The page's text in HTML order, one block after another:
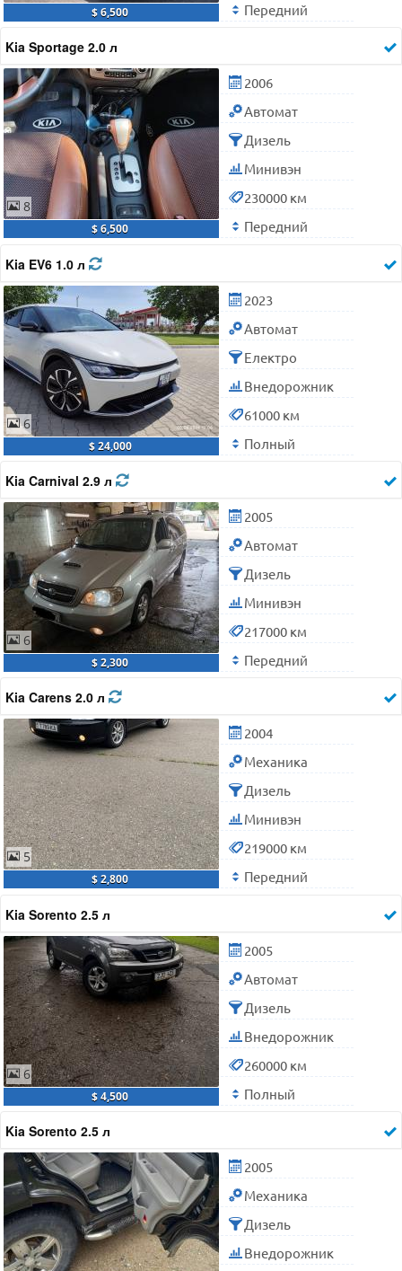
$ 6,500
Передний
Kia Sportage 2.0 л
8
$ 6,500
2006
Автомат
Дизель
Минивэн
230000 км
Передний
Kia EV6 1.0 л
6
$ 24,000
2023
Автомат
Електро
Внедорожник
61000 км
Полный
Kia Carnival 2.9 л
6
$ 2,300
2005
Автомат
Дизель
Минивэн
217000 км
Передний
Kia Carens 2.0 л
5
$ 2,800
2004
Механика
Дизель
Минивэн
219000 км
Передний
Kia Sorento 2.5 л
6
$ 4,500
2005
Автомат
Дизель
Внедорожник
260000 км
Полный
Kia Sorento 2.5 л
2005
Механика
Дизель
Внедорожник